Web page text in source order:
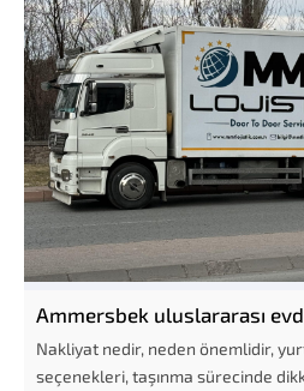
Ammersbek uluslararası
Nakliyat nedir, neden önemlidir, yurt
seçenekleri, taşınma sürecinde